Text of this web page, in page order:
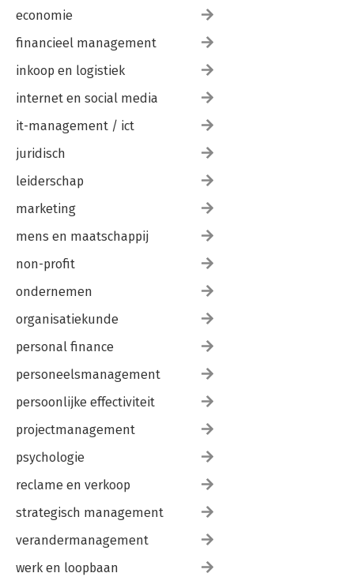
economie
financieel management
inkoop en logistiek
internet en social media
it-management / ict
juridisch
leiderschap
marketing
mens en maatschappij
non-profit
ondernemen
organisatiekunde
personal finance
personeelsmanagement
persoonlijke effectiviteit
projectmanagement
psychologie
reclame en verkoop
strategisch management
verandermanagement
werk en loopbaan